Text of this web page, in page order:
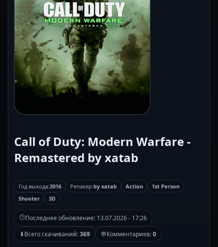
Call of Duty: Modern Warfare -
Remastered by xatab
Год выхода:2016 Репакер:by xatab Action
1st Person
Shooter
3D
🕒Последнее обновление: 13.07.2026 - 17:26
⬇Всего скачиваний:369 💬Комментариев:0